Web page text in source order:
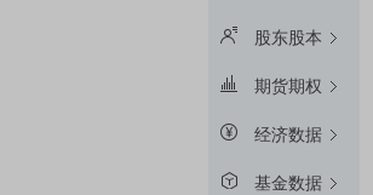
股东股本
期货期权
经济数据
基金数据